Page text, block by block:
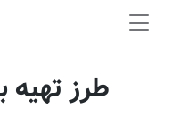
طرز تهیه